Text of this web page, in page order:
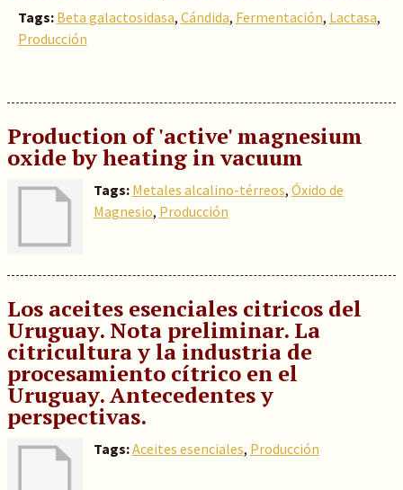
Tags: Beta galactosidasa, Cándida, Fermentación, Lactasa,
Producción
Production of 'active' magnesium
oxide by heating in vacuum
Tags: Metales alcalino-térreos, Óxido de
Magnesio, Producción
Los aceites esenciales citricos del
Uruguay. Nota preliminar. La
citricultura y la industria de
procesamiento cítrico en el
Uruguay. Antecedentes y
perspectivas.
Tags:Aceites esenciales, Producción